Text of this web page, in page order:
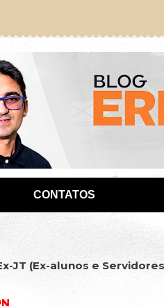
CONTATOS
JT (Ex-alunos e